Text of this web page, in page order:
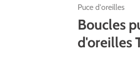
Puce d'oreilles
Boucles
d'oreilles